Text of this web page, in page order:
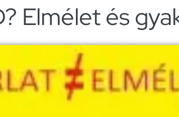
Elmélet és